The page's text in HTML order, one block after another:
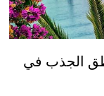
الجذب في